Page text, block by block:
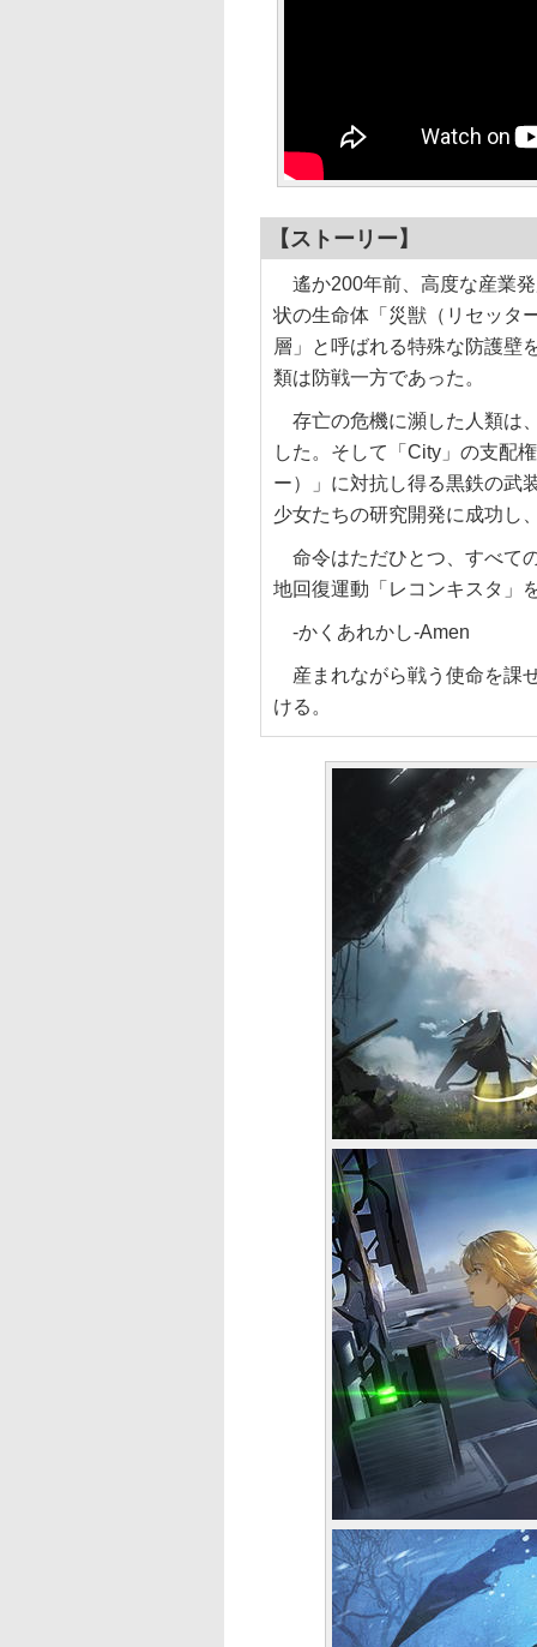
【ストーリー】
遙か200年前、高度な産業
状の生命体「災獣（リセッタ
層」と呼ばれる特殊な防護壁
類は防戦一方であった。
存亡の危機に瀕した人類は
した。そして「City」の支配
ー）」に対抗し得る黒鉄の武
少女たちの研究開発に成功し
命令はただひとつ、すべて
地回復運動「レコンキスタ」
-かくあれかし-Amen
産まれながら戦う使命を課
ける。